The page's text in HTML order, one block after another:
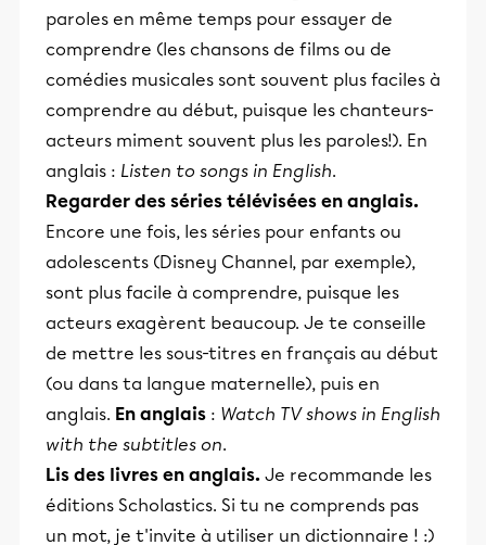
paroles en même temps pour essayer de
comprendre (les chansons de films ou de
comédies musicales sont souvent plus faciles à
comprendre au début, puisque les chanteurs-
acteurs miment souvent plus les paroles!). En
anglais : Listen to songs in English.
Regarder des séries télévisées en anglais.
Encore une fois, les séries pour enfants ou
adolescents (Disney Channel, par exemple),
sont plus facile à comprendre, puisque les
acteurs exagèrent beaucoup. Je te conseille
de mettre les sous-titres en français au début
(ou dans ta langue maternelle), puis en
anglais. En anglais : Watch TV shows in English
with the subtitles on.
Lis des livres en anglais. Je recommande les
éditions Scholastics. Si tu ne comprends pas
un mot, je t'invite à utiliser un dictionnaire ! :)